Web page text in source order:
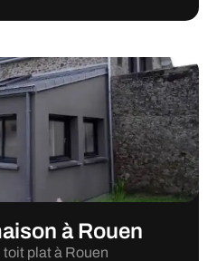
à Rouen
toit plat à Rouen